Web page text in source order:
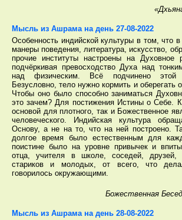
Мысль из Ашрама на день 27-08-2022
Особенность индийской культуры в том, что
манеры поведения, литература, искусство,
прочие институты настроены на Духовное
подчёркивая превосходство Духа над
над физическим. Всё подчинено
Безусловно, тело нужно кормить и оберегать
Чтобы оно было способно заниматься
это зачем? Для постижения Истины о Себе.
основой для плотного, так и Божественное
человеческого. Индийская культура
Основу, а не на то, что на ней построено.
долгое время было естественным для
поистине было на уровне привычек и
отца, учителя в школе, соседей, друзей,
стариков и молодых, от всего, что
говорилось окружающими.
Божественная
Мысль из Ашрама на день 28-08-2022